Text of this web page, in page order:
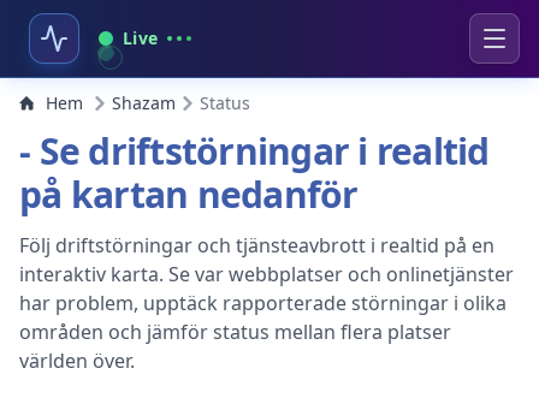
Live
Hem Shazam Status
- Se driftstörningar i realtid
på kartan nedanför
Följ driftstörningar och tjänsteavbrott i realtid på en
interaktiv karta. Se var webbplatser och onlinetjänster
har problem, upptäck rapporterade störningar i olika
områden och jämför status mellan flera platser
världen över.